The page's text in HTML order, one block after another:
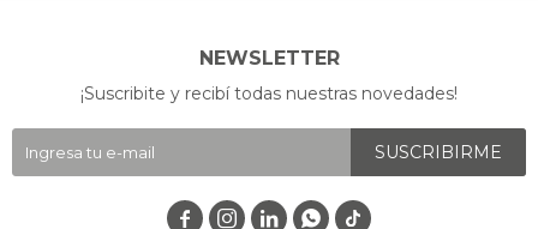
NEWSLETTER
¡Suscribite y recibí todas nuestras novedades!
SUSCRIBIRME
   